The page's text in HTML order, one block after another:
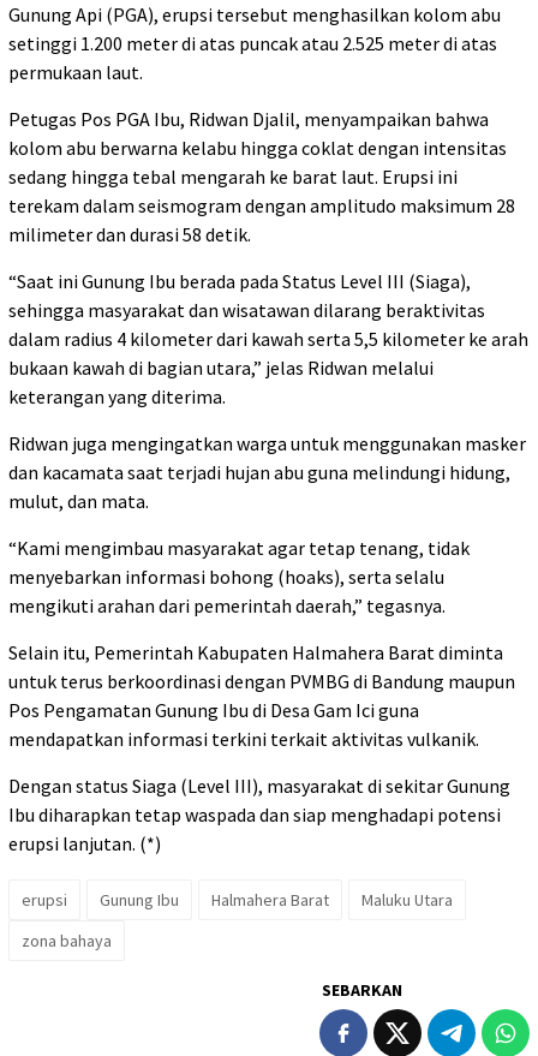
Gunung Api (PGA), erupsi tersebut menghasilkan kolom abu
setinggi 1.200 meter di atas puncak atau 2.525 meter di atas
permukaan laut.
Petugas Pos PGA Ibu, Ridwan Djalil, menyampaikan bahwa
kolom abu berwarna kelabu hingga coklat dengan intensitas
sedang hingga tebal mengarah ke barat laut. Erupsi ini
terekam dalam seismogram dengan amplitudo maksimum 28
milimeter dan durasi 58 detik.
“Saat ini Gunung Ibu berada pada Status Level III (Siaga),
sehingga masyarakat dan wisatawan dilarang beraktivitas
dalam radius 4 kilometer dari kawah serta 5,5 kilometer ke arah
bukaan kawah di bagian utara,” jelas Ridwan melalui
keterangan yang diterima.
Ridwan juga mengingatkan warga untuk menggunakan masker
dan kacamata saat terjadi hujan abu guna melindungi hidung,
mulut, dan mata.
“Kami mengimbau masyarakat agar tetap tenang, tidak
menyebarkan informasi bohong (hoaks), serta selalu
mengikuti arahan dari pemerintah daerah,” tegasnya.
Selain itu, Pemerintah Kabupaten Halmahera Barat diminta
untuk terus berkoordinasi dengan PVMBG di Bandung maupun
Pos Pengamatan Gunung Ibu di Desa Gam Ici guna
mendapatkan informasi terkini terkait aktivitas vulkanik.
Dengan status Siaga (Level III), masyarakat di sekitar Gunung
Ibu diharapkan tetap waspada dan siap menghadapi potensi
erupsi lanjutan. (*)
erupsi Gunung Ibu Halmahera Barat
Maluku Utara
zona bahaya
SEBARKAN